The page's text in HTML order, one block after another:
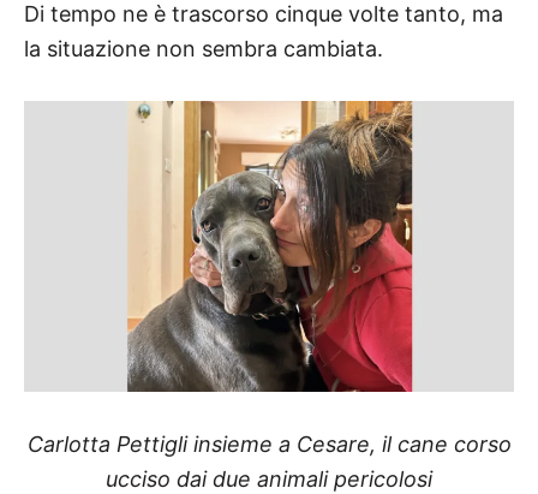
Di tempo ne è trascorso cinque volte tanto, ma
la situazione non sembra cambiata.
Carlotta Pettigli insieme a Cesare, il cane corso
ucciso dai due animali pericolosi